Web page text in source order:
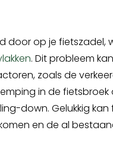
door op je fietszadel,
. Dit probleem
zoals de
in de
down. Gelukkig kan
en de al